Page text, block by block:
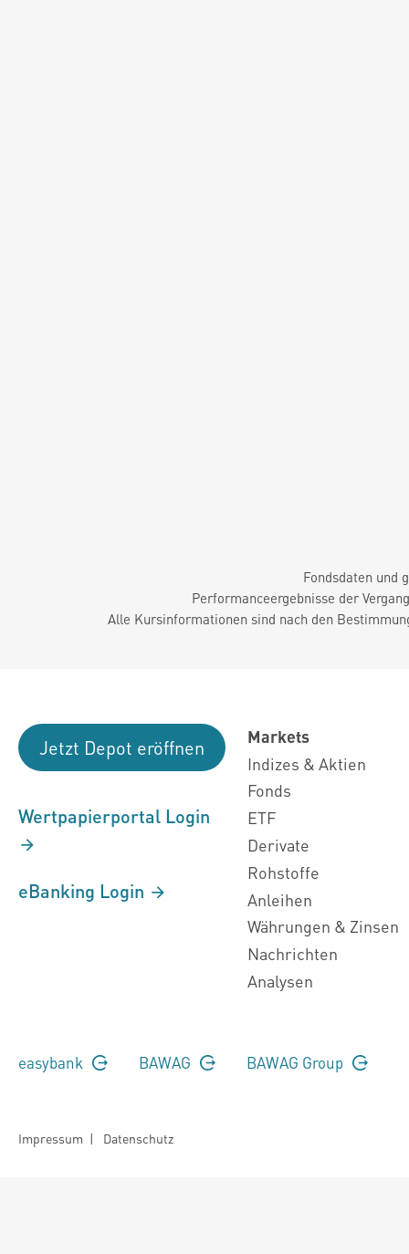
Fondsdaten und
Performanceergebnisse der
Alle Kursinformationen sind nach den
Jetzt Depot eröffnen
Wertpapierportal Login
eBanking Login
Markets
Indizes & Aktien
Fonds
ETF
Derivate
Rohstoffe
Anleihen
Währungen & Zinsen
Nachrichten
Analysen
easybank BAWAG BAWAG Group
Impressum | Datenschutz